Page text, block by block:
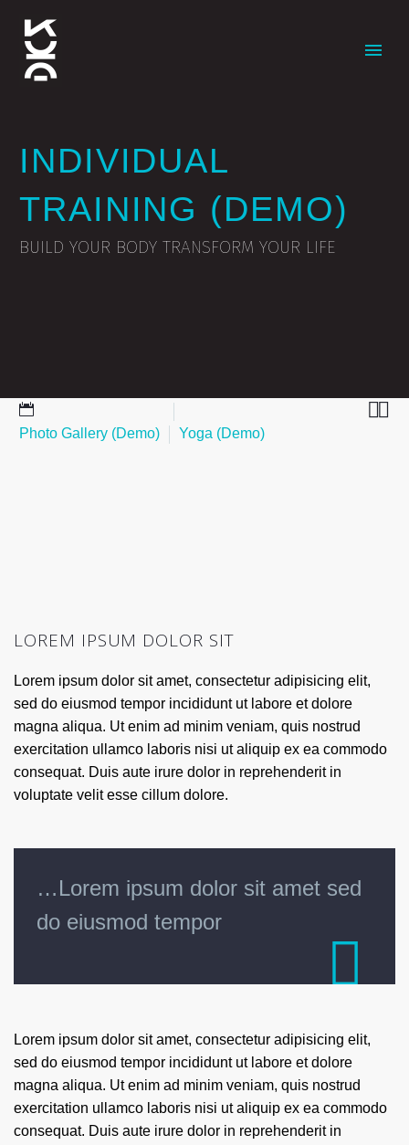
INDIVIDUAL
TRAINING (DEMO)
BUILD YOUR BODY TRANSFORM YOUR LIFE

Photo Gallery (Demo)
Yoga (Demo)
LOREM IPSUM DOLOR SIT
Lorem ipsum dolor sit amet, consectetur adipisicing elit,
sed do eiusmod tempor incididunt ut labore et dolore
magna aliqua. Ut enim ad minim veniam, quis nostrud
exercitation ullamco laboris nisi ut aliquip ex ea commodo
consequat. Duis aute irure dolor in reprehenderit in
voluptate velit esse cillum dolore.
…Lorem ipsum dolor sit amet sed
do eiusmod tempor

Lorem ipsum dolor sit amet, consectetur adipisicing elit,
sed do eiusmod tempor incididunt ut labore et dolore
magna aliqua. Ut enim ad minim veniam, quis nostrud
exercitation ullamco laboris nisi ut aliquip ex ea commodo
consequat. Duis aute irure dolor in reprehenderit in